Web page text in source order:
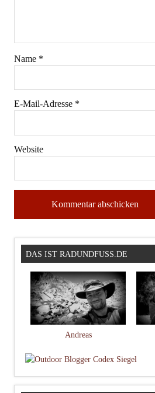
Name *
E-Mail-Adresse *
Website
DAS IST RADUNDFUSS.DE
Andreas